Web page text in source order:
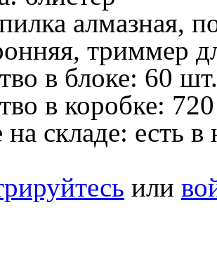
алмазная,
триммер
в блоке: 60 шт.
в коробке:
складе: есть в
или